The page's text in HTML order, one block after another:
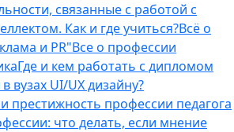
связанные с работой с
Как и где учиться?Всё о
и PR"Все о профессии
Где и кем работать с дипломом
вузах UI/UX дизайну?
престижность профессии педагога
что делать, если мнение